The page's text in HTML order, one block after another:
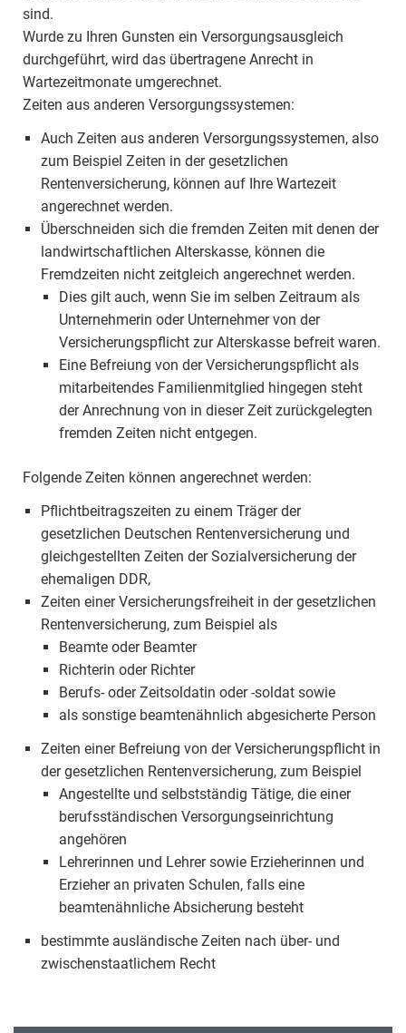
sind.
Wurde zu Ihren Gunsten ein Versorgungsausgleich
durchgeführt, wird das übertragene Anrecht in
Wartezeitmonate umgerechnet.
Zeiten aus anderen Versorgungssystemen:
Auch Zeiten aus anderen Versorgungssystemen, also
zum Beispiel Zeiten in der gesetzlichen
Rentenversicherung, können auf Ihre Wartezeit
angerechnet werden.
Überschneiden sich die fremden Zeiten mit denen der
landwirtschaftlichen Alterskasse, können die
Fremdzeiten nicht zeitgleich angerechnet werden.
Dies gilt auch, wenn Sie im selben Zeitraum als
Unternehmerin oder Unternehmer von der
Versicherungspflicht zur Alterskasse befreit waren.
Eine Befreiung von der Versicherungspflicht als
mitarbeitendes Familienmitglied hingegen steht
der Anrechnung von in dieser Zeit zurückgelegten
fremden Zeiten nicht entgegen.
Folgende Zeiten können angerechnet werden:
Pflichtbeitragszeiten zu einem Träger der
gesetzlichen Deutschen Rentenversicherung und
gleichgestellten Zeiten der Sozialversicherung der
ehemaligen DDR,
Zeiten einer Versicherungsfreiheit in der gesetzlichen
Rentenversicherung, zum Beispiel als
Beamte oder Beamter
Richterin oder Richter
Berufs- oder Zeitsoldatin oder -soldat sowie
als sonstige beamtenähnlich abgesicherte Person
Zeiten einer Befreiung von der Versicherungspflicht in
der gesetzlichen Rentenversicherung, zum Beispiel
Angestellte und selbstständig Tätige, die einer
berufsständischen Versorgungseinrichtung
angehören
Lehrerinnen und Lehrer sowie Erzieherinnen und
Erzieher an privaten Schulen, falls eine
beamtenähnliche Absicherung besteht
bestimmte ausländische Zeiten nach über- und
zwischenstaatlichem Recht